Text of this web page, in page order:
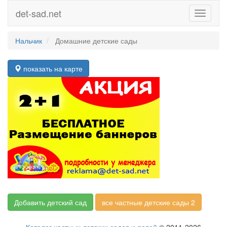
Toggle
det-sad.net
Нальчик Домашние детские сады
показать на карте
Добавить детский сад все частные детские сады 2